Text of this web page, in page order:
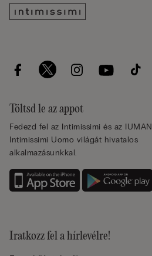
Töltsd le az appot
Fedezd fel az Intimissimi és az IUMAN
Intimissimi Uomo világát hivatalos
alkalmazásunkkal.
Iratkozz fel a hírlevélre!